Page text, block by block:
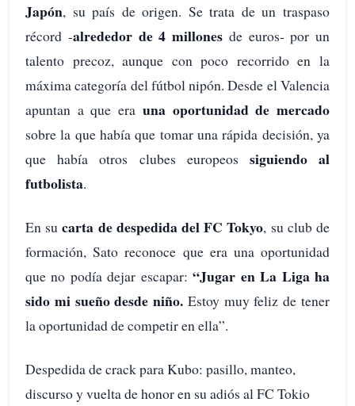
Japón, su país de origen. Se trata de un traspaso
récord -alrededor de 4 millones de euros- por un
talento precoz, aunque con poco recorrido en la
máxima categoría del fútbol nipón. Desde el Valencia
apuntan a que era una oportunidad de mercado
sobre la que había que tomar una rápida decisión, ya
que había otros clubes europeos siguiendo al
futbolista.
En sucarta de despedida del FC Tokyo, su club de
formación, Sato reconoce que era una oportunidad
que no podía dejar escapar: “Jugar en La Liga ha
sido mi sueño desde niño. Estoy muy feliz de tener
la oportunidad de competir en ella”.
Despedida de crack para Kubo: pasillo, manteo,
discurso y vuelta de honor en su adiós al FC Tokio